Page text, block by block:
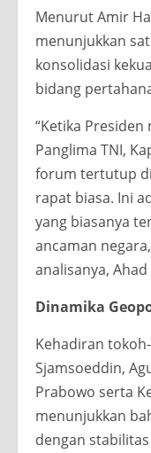
Menurut Amir
menunjukkan
konsolidasi
bidang
“Ketika
Panglima TNI,
forum tertutup
rapat biasa. Ini
yang biasanya
ancaman
analisanya,
Dinamika
Kehadiran
Sjamsoeddin,
Prabowo serta
menunjukkan
dengan